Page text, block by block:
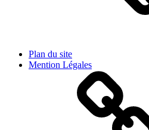
Plan du site
Mention Légales